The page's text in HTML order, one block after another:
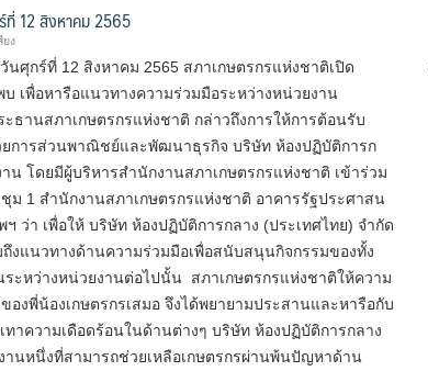
ที่ 12 สิงหาคม 2565
ยง
ศุกร์ที่ 12 สิงหาคม 2565 สภาเกษตรกรแห่งชาติเปิด
พบ เพื่อหารือแนวทางความร่วมมือระหว่างหน่วยงาน
านสภาเกษตรกรแห่งชาติ กล่าวถึงการให้การต้อนรับ
การส่วนพาณิชย์และพัฒนาธุรกิจ บริษัท ห้องปฏิบัติการก
น โดยมีผู้บริหารสำนักงานสภาเกษตรกรแห่งชาติ เข้าร่วม
ม 1 สำนักงานสภาเกษตรกรแห่งชาติ อาคารรัฐประศาสน
ว่า เพื่อให้ บริษัท ห้องปฏิบัติการกลาง (ประเทศไทย) จำกัด
งแนวทางด้านความร่วมมือเพื่อสนับสนุนกิจกรรมของทั้ง
ะหว่างหน่วยงานต่อไปนั้น สภาเกษตรกรแห่งชาติให้ความ
งพี่น้องเกษตรกรเสมอ จึงได้พยายามประสานและหารือกับ
าความเดือดร้อนในด้านต่างๆ บริษัท ห้องปฏิบัติการกลาง
านหนึ่งที่สามารถช่วยเหลือเกษตรกรผ่านพ้นปัญหาด้าน